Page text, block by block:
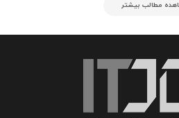
مطالب بیشتر